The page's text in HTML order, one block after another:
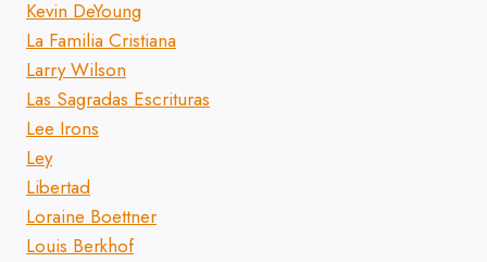
Kevin DeYoung
La Familia Cristiana
Larry Wilson
Las Sagradas Escrituras
Lee Irons
Ley
Libertad
Loraine Boettner
Louis Berkhof